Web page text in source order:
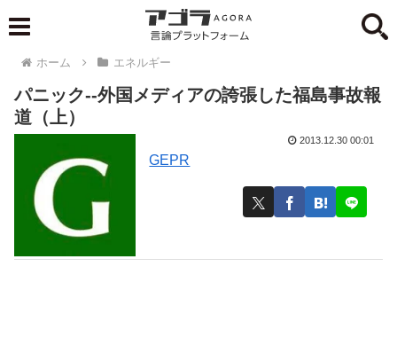
ホーム エネルギー
パニック--外国メディアの誇張した福島事故報
道（上）
GEPR
2013.12.30 00:01